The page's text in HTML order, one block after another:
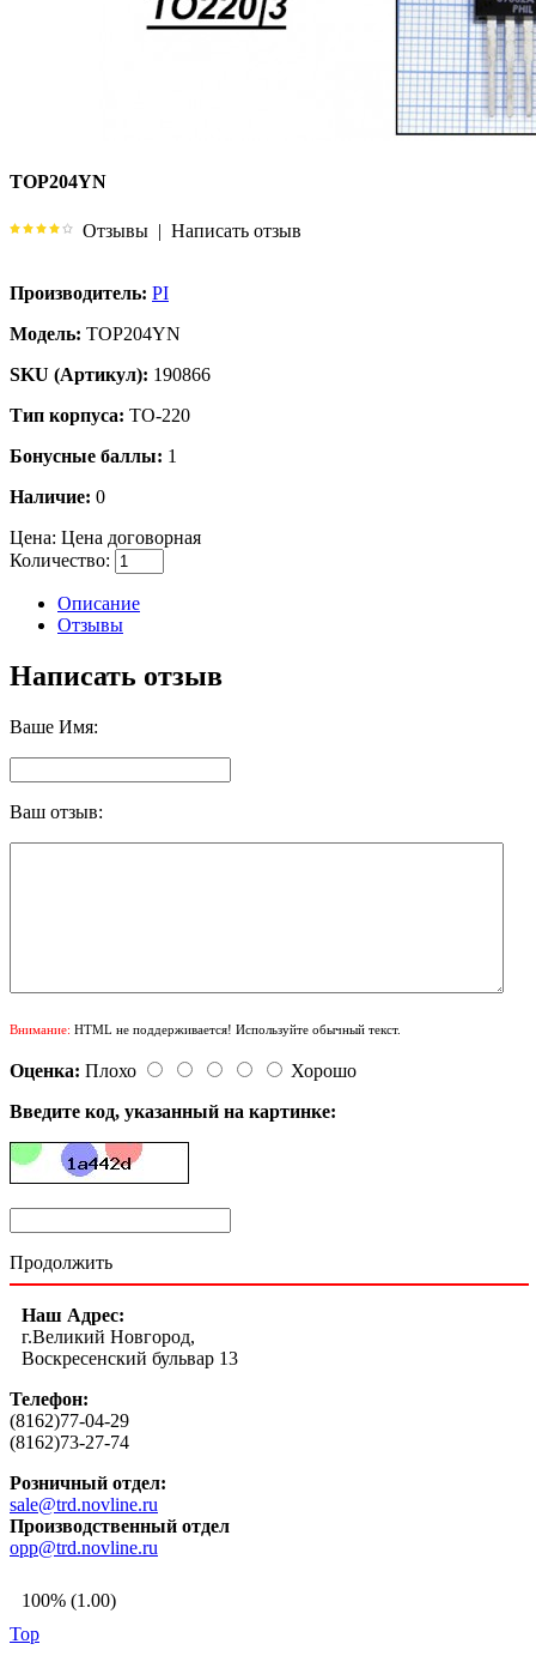
TOP204YN
Отзывы | Написать отзыв
Производитель: PI
Модель: TOP204YN
SKU (Артикул): 190866
Тип корпуса: TO-220
Бонусные баллы: 1
Наличие: 0
Цена: Цена договорная
Количество:
Описание
Отзывы
Написать отзыв
Ваше Имя:
Ваш отзыв:
Внимание: HTML не поддерживается! Используйте обычный текст.
Оценка: Плохо
Хорошо
Введите код, указанный на картинке:
Продолжить
Наш Адрес:
г.Великий Новгород,
Воскресенский бульвар 13
Телефон:
(8162)77-04-29
(8162)73-27-74
Розничный отдел:
sale@trd.novline.ru
Производственный отдел
opp@trd.novline.ru
100% (1.00)
Top